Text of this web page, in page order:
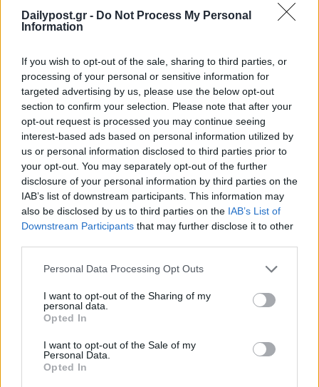
Dailypost.gr - Do Not Process My Personal
Information
If you wish to opt-out of the sale, sharing to third parties, or
processing of your personal or sensitive information for
targeted advertising by us, please use the below opt-out
section to confirm your selection. Please note that after your
opt-out request is processed you may continue seeing
interest-based ads based on personal information utilized by
us or personal information disclosed to third parties prior to
your opt-out. You may separately opt-out of the further
disclosure of your personal information by third parties on the
IAB’s list of downstream participants. This information may
also be disclosed by us to third parties on the IAB’s List of
Downstream Participants that may further disclose it to other
Personal Data Processing Opt Outs
I want to opt-out of the Sharing of my
personal data.
Opted In
I want to opt-out of the Sale of my
Personal Data.
Opted In